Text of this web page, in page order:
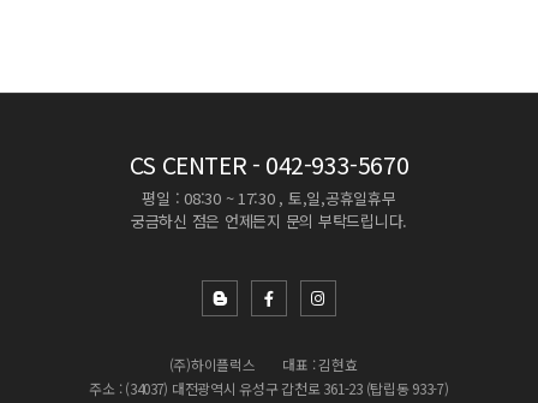
CS CENTER - 042-933-5670
평일 : 08:30 ~ 17:30 , 토,일,공휴일휴무
궁금하신 점은 언제든지 문의 부탁드립니다.
(주)하이플럭스
대표 : 김현효
주소 : (34037) 대전광역시 유성구 갑천로 361-23 (탑립동 933-7)